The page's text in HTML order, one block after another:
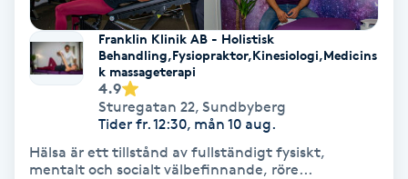
IPL hårborttagning
IR-massage
Japansk massage
Franklin Klinik AB - Holistisk
Behandling,Fysiopraktor,Kinesiologi,Medicins
k massageterapi
4.9
Sturegatan 22, Sundbyberg
Tider fr. 12:30, mån 10 aug.
Hälsa är ett tillstånd av fullständigt fysiskt,
mentalt och socialt välbefinnande, röre...